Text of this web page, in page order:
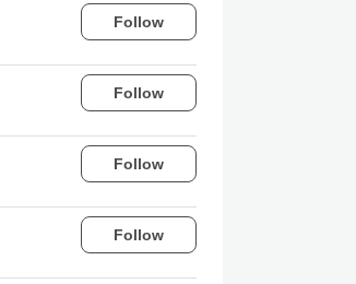
Follow
Follow
Follow
Follow